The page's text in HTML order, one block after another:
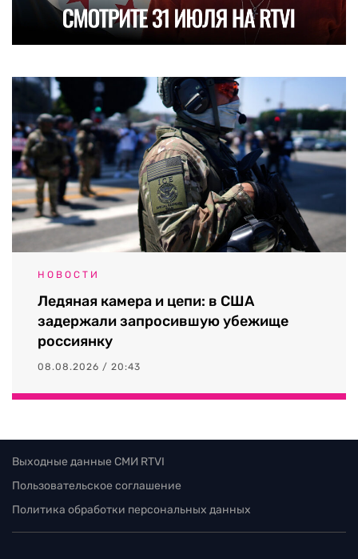
НОВОСТИ
Ледяная камера и цепи: в США
задержали запросившую убежище
россиянку
08.08.2026 / 20:43
Выходные данные СМИ RTVI
Пользовательское соглашение
Политика обработки персональных данных